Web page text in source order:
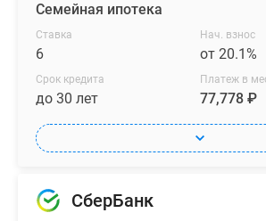
Семейная ипотека
Ставка
6
Нач. взнос
от 20.1%
Срок кредита
до 30 лет
Платеж в
77,778 ₽
СберБанк